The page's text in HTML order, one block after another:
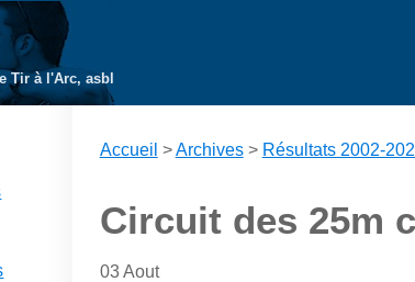
Tir à l'Arc, asbl
Accueil >Archives> Résultats 2002-
Circuit des 25m
03 Aout